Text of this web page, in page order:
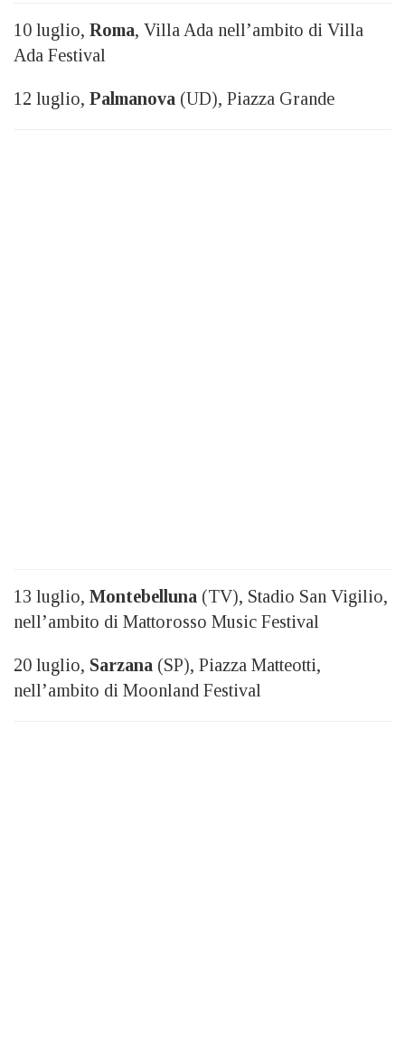
10 luglio, Roma, Villa Ada nell’ambito di Villa
Ada Festival
12 luglio, Palmanova (UD), Piazza Grande
13 luglio, Montebelluna (TV), Stadio San Vigilio,
nell’ambito di Mattorosso Music Festival
20 luglio, Sarzana (SP), Piazza Matteotti,
nell’ambito di Moonland Festival